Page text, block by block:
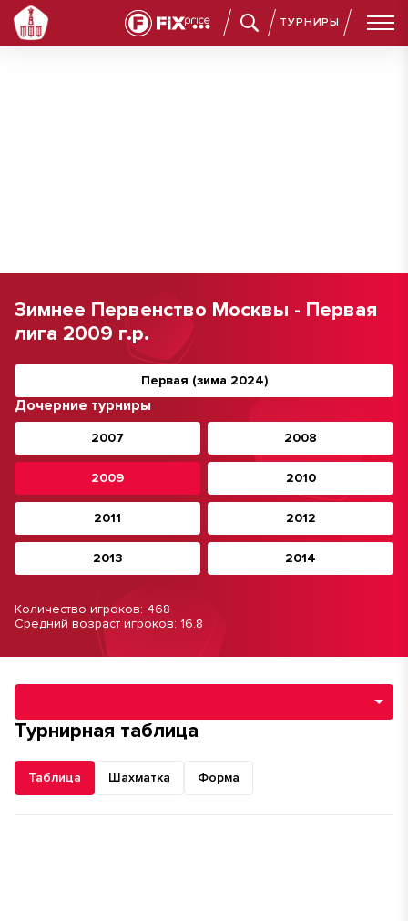
ТУРНИРЫ
Зимнее Первенство Москвы - Первая
лига 2009 г.р.
Первая (зима 2024)
Дочерние турниры
2007 2008
2009 2010
2011 2012
2013 2014
Количество игроков: 468
Средний возраст игроков: 16.8
Навигация по разделам турнира
Турнирная таблица
Таблица Шахматка Форма